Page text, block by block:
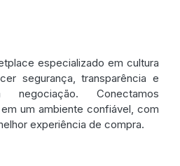
especializado em cultura
segurança, transparência e
Conectamos
um ambiente confiável, com
experiência de compra.